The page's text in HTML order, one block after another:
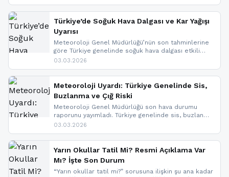
ise çığ tehlikesi bulunuyor. İç kesimlerde sis ve pus
nedeniyle görüş mesafesinde azalma
yaşanabileceği belirtiliyor.
Türkiye’de Soğuk Hava Dalgası ve Kar Yağışı
Uyarısı
Meteoroloji Genel Müdürlüğü’nün son tahminlerine
göre Türkiye genelinde soğuk hava dalgası etkili
oluyor. Birçok il için kar yağışı ve buzlanma uyarısı
03.03.2026
Meteoroloji Uyardı: Türkiye Genelinde Sis,
Buzlanma ve Çığ Riski
Meteoroloji Genel Müdürlüğü son hava durumu
raporunu yayımladı. Türkiye genelinde sis, buzlanma
ve don beklenirken Doğu Anadolu ve Doğu
yapıldı. İşte son dakika meteoroloji gelişmeleri.
03.03.2026
Yarın Okullar Tatil Mi? Resmi Açıklama Var
Mı? İşte Son Durum
“Yarın okullar tatil mi?” sorusuna ilişkin şu ana kadar